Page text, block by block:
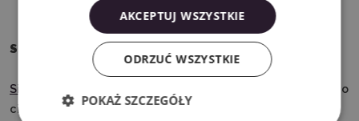
Silhouette Cameo 4 PRO i cięcie folii
Silhouette Cameo 4
to największy z ploterów Silhouette do
cięcia folii samoprzylepnych oraz flex i flock. Ploter
AKCEPTUJ WSZYSTKIE
ODRZUĆ WSZYSTKIE
POKAŻ SZCZEGÓŁY